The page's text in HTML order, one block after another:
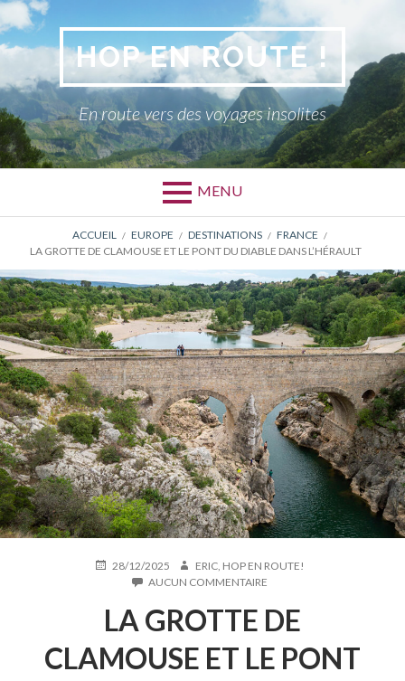
Aller
au
contenu
HOP EN ROUTE !
En route vers des voyages insolites
MENU
FIL
D'ARIANE
ACCUEIL EUROPE DESTINATIONS
FRANCE
LA GROTTE DE CLAMOUSE ET LE PONT DU DIABLE DANS L’HÉRAULT
PUBLIÉ28/12/2025 AUTEUR
ERIC, HOP EN ROUTE!
AUCUN COMMENTAIRE
GROTTE
DE
CLAMOUSE
ET
LA GROTTE DE
CLAMOUSE ET LE PONT